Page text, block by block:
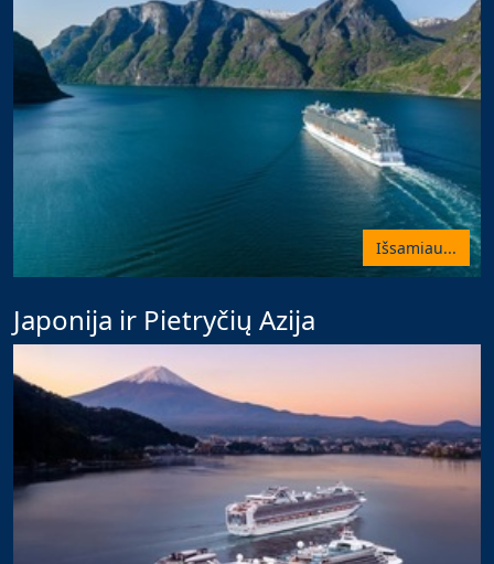
Išsamiau...
Japonija ir Pietryčių Azija